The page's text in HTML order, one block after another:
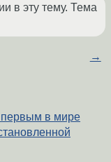
в эту тему. Тема
→
в мире